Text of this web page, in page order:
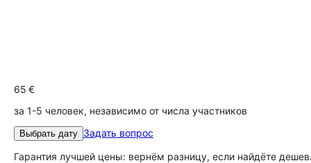
65 €
за 1-5 человек, независимо от числа участников
Выбрать дату Задать вопрос
Гарантия лучшей цены: вернём разницу, если найдёте